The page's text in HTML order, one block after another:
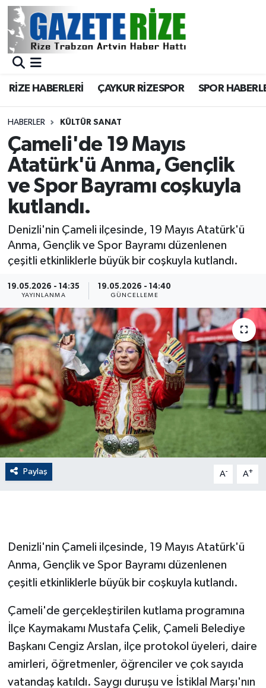
RİZE HABERLERİ ÇAYKUR RİZESPOR SPOR
HABERLER KÜLTÜR SANAT
Çameli'de 19 Mayıs
Atatürk'ü Anma, Gençlik
ve Spor Bayramı coşkuyla
kutlandı.
Denizli'nin Çameli ilçesinde, 19 Mayıs Atatürk'ü
Anma, Gençlik ve Spor Bayramı düzenlenen
çeşitli etkinliklerle büyük bir coşkuyla kutlandı.
19.05.2026 - 14:35
YAYINLANMA
19.05.2026 - 14:40
GÜNCELLEME
Paylaş A- A+
Denizli'nin Çameli ilçesinde, 19 Mayıs Atatürk'ü
Anma, Gençlik ve Spor Bayramı düzenlenen
çeşitli etkinliklerle büyük bir coşkuyla kutlandı.
Çameli'de gerçekleştirilen kutlama programına
İlçe Kaymakamı Mustafa Çelik, Çameli Belediye
Başkanı Cengiz Arslan, ilçe protokol üyeleri, daire
amirleri, öğretmenler, öğrenciler ve çok sayıda
vatandaş katıldı. Saygı duruşu ve İstiklal Marşı'nın
BÖLGEMİZ
Asayiş
Rize Jandarma Komutanlığı
Bilim Teknoloji
Bölge
Advertising news
Canlı Maç
ÇEVRE
Dış Haberler
Dünya
EĞİTİM
EKONOMİ
English News
Finans
GENEL
HABERDE İNSAN
İNSAN
Merkez Nöbetçi Eczaneler
Merkez Trafik Yoğunluk Haritası
Süper Lig Puan Durumu ve Fikstür
Tüm Manşetler
Son Dakika Haberleri
Haber Arşivi